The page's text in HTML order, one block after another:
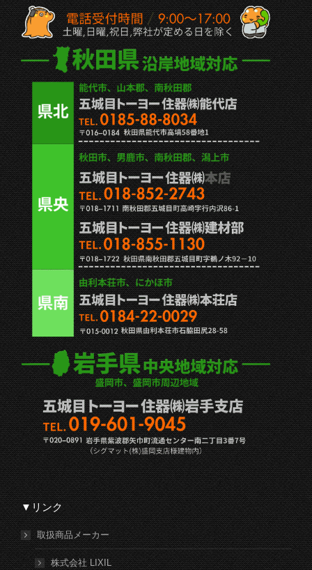
▼リンク
取扱商品メーカー
株式会社 LIXIL